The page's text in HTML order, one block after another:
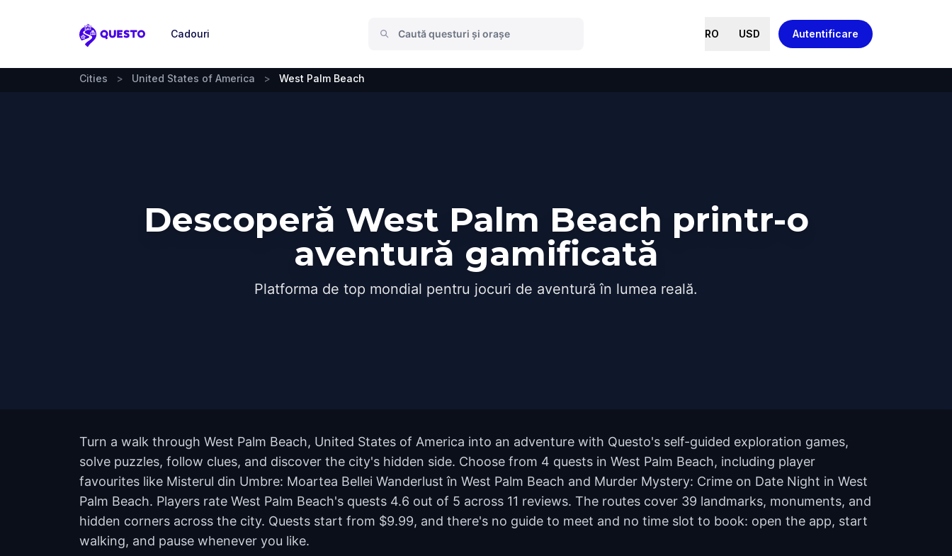
Questo
Cadouri RO USD Autentificare
Cities > United States of America > West Palm Beach
Descoperă West Palm Beach printr-o
aventură gamificată
Platforma de top mondial pentru jocuri de aventură în lumea reală.
Turn a walk through West Palm Beach, United States of America into an adventure with Questo's self-guided exploration games,
solve puzzles, follow clues, and discover the city's hidden side. Choose from 4 quests in West Palm Beach, including player
favourites like Misterul din Umbre: Moartea Bellei Wanderlust în West Palm Beach and Murder Mystery: Crime on Date Night in West
Palm Beach. Players rate West Palm Beach's quests 4.6 out of 5 across 11 reviews. The routes cover 39 landmarks, monuments, and
hidden corners across the city. Quests start from $9.99, and there's no guide to meet and no time slot to book: open the app, start
walking, and pause whenever you like.